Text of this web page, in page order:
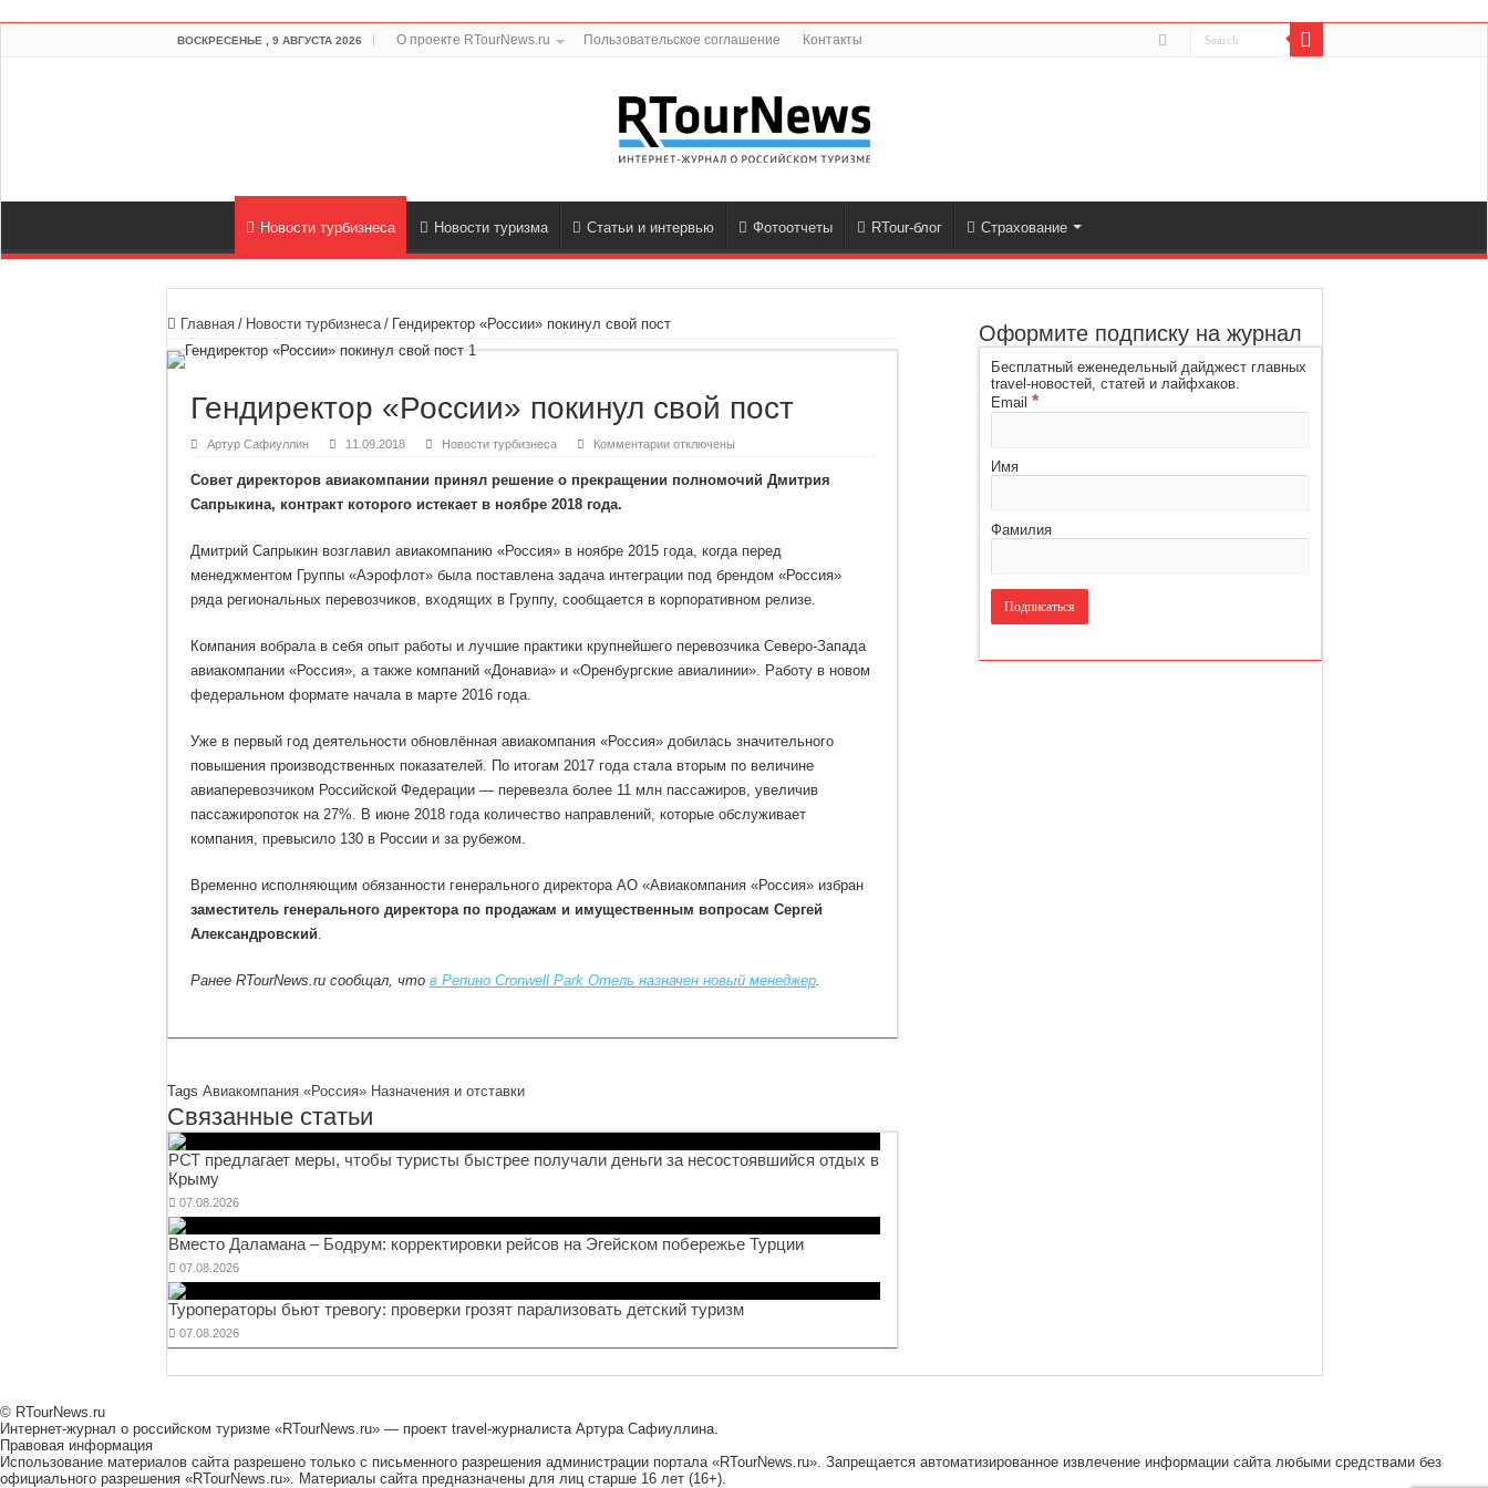
ВОСКРЕСЕНЬЕ , 9 АВГУСТА 2026 О проекте RTourNews.ru Пользовательское соглашение Контакты
Новости турбизнеса Новости туризма Статьи и интервью Фотоотчеты RTour-блог Страхование
Главная / Новости турбизнеса / Гендиректор «России» покинул свой пост
Гендиректор «России» покинул свой пост
Артур Сафиуллин 11.09.2018 Новости турбизнеса Комментариик
«России»
отключены
Совет директоров авиакомпании принял решение о прекращении полномочий Дмитрия
Сапрыкина, контракт которого истекает в ноябре 2018 года.
Дмитрий Сапрыкин возглавил авиакомпанию «Россия» в ноябре 2015 года, когда перед
менеджментом Группы «Аэрофлот» была поставлена задача интеграции под брендом «Россия»
ряда региональных перевозчиков, входящих в Группу, сообщается в корпоративном релизе.
Компания вобрала в себя опыт работы и лучшие практики крупнейшего перевозчика Северо-Запада
авиакомпании «Россия», а также компаний «Донавиа» и «Оренбургские авиалинии». Работу в новом
федеральном формате начала в марте 2016 года.
Уже в первый год деятельности обновлённая авиакомпания «Россия» добилась значительного
повышения производственных показателей. По итогам 2017 года стала вторым по величине
авиаперевозчиком Российской Федерации — перевезла более 11 млн пассажиров, увеличив
пассажиропоток на 27%. В июне 2018 года количество направлений, которые обслуживает
компания, превысило 130 в России и за рубежом.
Временно исполняющим обязанности генерального директора АО «Авиакомпания «Россия» избран
заместитель генерального директора по продажам и имущественным вопросам Сергей
Александровский.
Ранее RTourNews.ru сообщал, что в Репино Cronwell Park Отель назначен новый менеджер.
Tags Авиакомпания «Россия» Назначения и отставки
Связанные статьи
РСТ предлагает меры, чтобы туристы быстрее получали деньги за несостоявшийся отдых в
Крыму
07.08.2026
Вместо Даламана – Бодрум: корректировки рейсов на Эгейском побережье Турции
07.08.2026
Туроператоры бьют тревогу: проверки грозят парализовать детский туризм
07.08.2026
Оформите подписку на журнал
Бесплатный еженедельный дайджест главных
travel-новостей, статей и лайфхаков.
Email *
Имя
Фамилия
© RTourNews.ru
Интернет-журнал о российском туризме «RTourNews.ru» — проект travel-журналиста Артура Сафиуллина.
Правовая информация
Использование материалов сайта разрешено только с письменного разрешения администрации портала «RTourNews.ru». Запрещается автоматизированное извлечение информации сайта любыми средствами без
официального разрешения «RTourNews.ru». Материалы сайта предназначены для лиц старше 16 лет (16+).